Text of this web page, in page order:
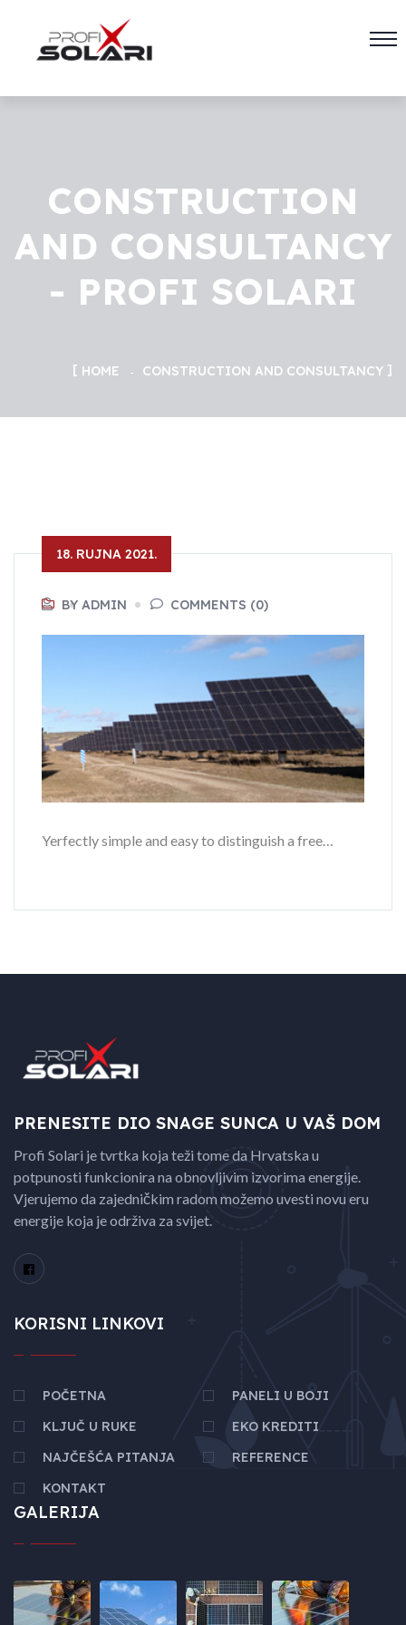
CONSTRUCTION
AND CONSULTANCY
- PROFI SOLARI
HOME CONSTRUCTION AND CONSULTANCY
18. RUJNA 2021.
BY ADMIN COMMENTS (0)
Yerfectly simple and easy to distinguish a free…
PRENESITE DIO SNAGE SUNCA U VAŠ DOM
Profi Solari je tvrtka koja teži tome da Hrvatska u
potpunosti funkcionira na obnovljivim izvorima energije.
Vjerujemo da zajedničkim radom možemo uvesti novu eru
energije koja je održiva za svijet.
KORISNI LINKOVI
POČETNA
PANELI U BOJI
KLJUČ U RUKE
EKO KREDITI
NAJČEŠĆA PITANJA
REFERENCE
KONTAKT
GALERIJA